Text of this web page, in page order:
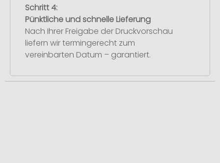
Schritt 4:
Pünktliche und schnelle Lieferung
Nach Ihrer Freigabe der Druckvorschau
liefern wir termingerecht zum
vereinbarten Datum – garantiert.